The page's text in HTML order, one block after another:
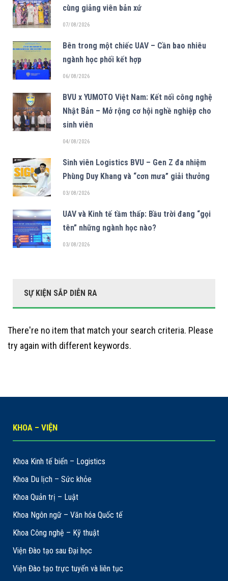
cùng giảng viên bản xứ
07/08/2026
Bên trong một chiếc UAV – Cần bao nhiêu
ngành học phối kết hợp
06/08/2026
BVU x YUMOTO Việt Nam: Kết nối công nghệ
Nhật Bản – Mở rộng cơ hội nghề nghiệp cho
sinh viên
04/08/2026
Sinh viên Logistics BVU – Gen Z đa nhiệm
Phùng Duy Khang và “cơn mưa” giải thưởng
03/08/2026
UAV và Kinh tế tầm thấp: Bầu trời đang “gọi
tên” những ngành học nào?
03/08/2026
SỰ KIỆN SẮP DIỄN RA
There're no item that match your search criteria. Please
try again with different keywords.
KHOA – VIỆN
Khoa Kinh tế biển – Logistics
Khoa Du lịch – Sức khỏe
Khoa Quản trị – Luật
Khoa Ngôn ngữ – Văn hóa Quốc tế
Khoa Công nghệ – Kỹ thuật
Viện Đào tạo sau Đại học
Viện Đào tạo trực tuyến và liên tục